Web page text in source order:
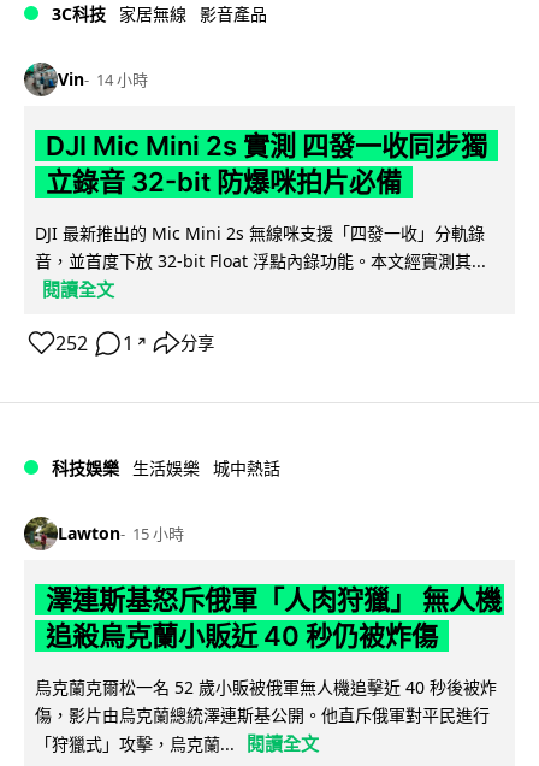
3C科技 家居無線 影音產品
Vin 14 小時
DJI Mic Mini 2s 實測 四發一收同步獨
立錄音 32-bit 防爆咪拍片必備
DJI 最新推出的 Mic Mini 2s 無線咪支援「四發一收」分軌錄
音，並首度下放 32-bit Float 浮點內錄功能。本文經實測其...
閱讀全文
252 1 ↗ 分享
科技娛樂 生活娛樂 城中熱話
Lawton 15 小時
澤連斯基怒斥俄軍「人肉狩獵」 無人機
追殺烏克蘭小販近 40 秒仍被炸傷
烏克蘭克爾松一名 52 歲小販被俄軍無人機追擊近 40 秒後被炸
傷，影片由烏克蘭總統澤連斯基公開。他直斥俄軍對平民進行
「狩獵式」攻擊，烏克蘭...
閱讀全文